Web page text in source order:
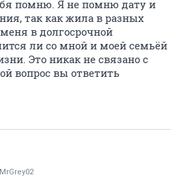
помню. Я не помню дату и
так как жила в разных
в долгосрочной
ли со мной и моей семьёй
Это никак не связано с
вопрос вы ответить
MrGrey02